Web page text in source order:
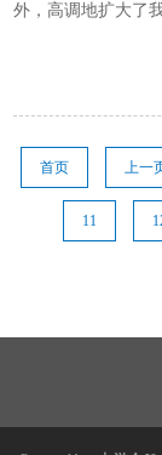
外，高调地扩大了
酷爱酷爱如故策略
举止是政事和军方
福特城堡描摹为以
的筹备是要深刻并
首页 上一
11